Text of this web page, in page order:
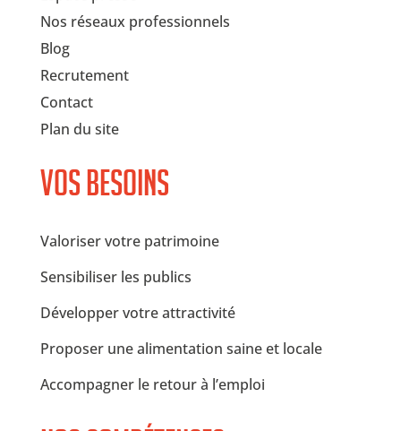
Nos réseaux professionnels
Blog
Recrutement
Contact
Plan du site
Vos besoins
Valoriser votre patrimoine
Sensibiliser les publics
Développer votre attractivité
Proposer une alimentation saine et locale
Accompagner le retour à l’emploi